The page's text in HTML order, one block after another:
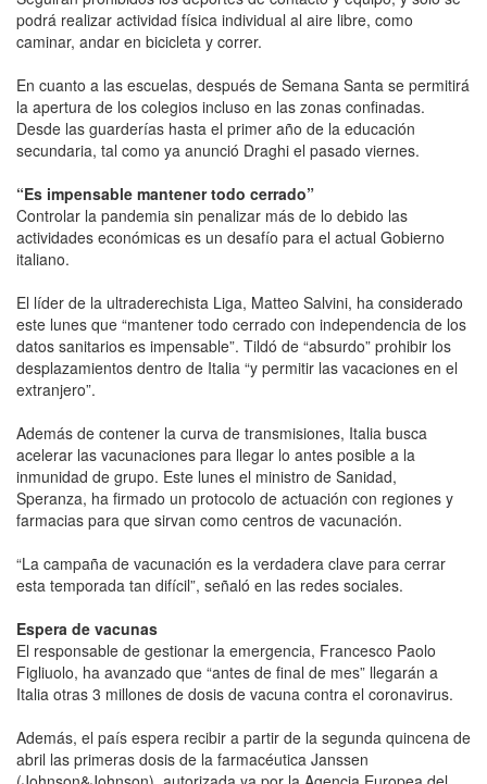
podrá realizar actividad física individual al aire libre, como
caminar, andar en bicicleta y correr.
En cuanto a las escuelas, después de Semana Santa se permitirá
la apertura de los colegios incluso en las zonas confinadas.
Desde las guarderías hasta el primer año de la educación
secundaria, tal como ya anunció Draghi el pasado viernes.
“Es impensable mantener todo cerrado”
Controlar la pandemia sin penalizar más de lo debido las
actividades económicas es un desafío para el actual Gobierno
italiano.
El líder de la ultraderechista Liga, Matteo Salvini, ha considerado
este lunes que “mantener todo cerrado con independencia de los
datos sanitarios es impensable”. Tildó de “absurdo” prohibir los
desplazamientos dentro de Italia “y permitir las vacaciones en el
extranjero”.
Además de contener la curva de transmisiones, Italia busca
acelerar las vacunaciones para llegar lo antes posible a la
inmunidad de grupo. Este lunes el ministro de Sanidad,
Speranza, ha firmado un protocolo de actuación con regiones y
farmacias para que sirvan como centros de vacunación.
“La campaña de vacunación es la verdadera clave para cerrar
esta temporada tan difícil”, señaló en las redes sociales.
Espera de vacunas
El responsable de gestionar la emergencia, Francesco Paolo
Figliuolo, ha avanzado que “antes de final de mes” llegarán a
Italia otras 3 millones de dosis de vacuna contra el coronavirus.
Además, el país espera recibir a partir de la segunda quincena de
abril las primeras dosis de la farmacéutica Janssen